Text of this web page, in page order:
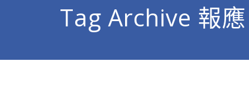
Tag Archive 報應